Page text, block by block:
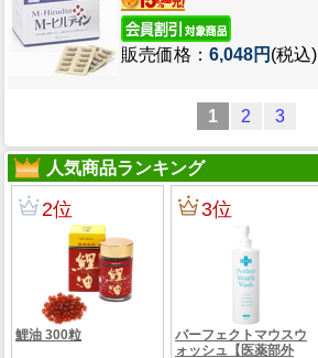
販売価格： 6,048円 (税込)
1 2 3
人気商品ランキング